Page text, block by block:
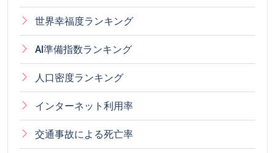
世界幸福度ランキング
AI準備指数ランキング
人口密度ランキング
インターネット利用率
交通事故による死亡率